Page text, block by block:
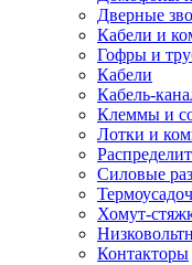
Дверные
Кабели и
Гофры и
Кабели
Кабель-
Клеммы и
Лотки и
Силовые
Хомут-
Контакторы